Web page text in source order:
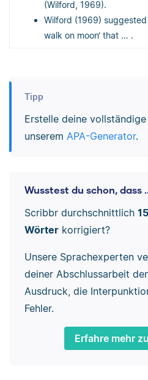
(Wilford, 1969).
Wilford (1969) suggested
walk on moon‘ that … .
Tipp
Erstelle deine
unserem APA-Generator.
Wusstest du schon, dass
Scribbr durchschnittlich
Wörterkorrigiert?
Unsere Sprachexperten
deiner Abschlussarbeit
Ausdruck, die
Fehler.
Erfahre mehr